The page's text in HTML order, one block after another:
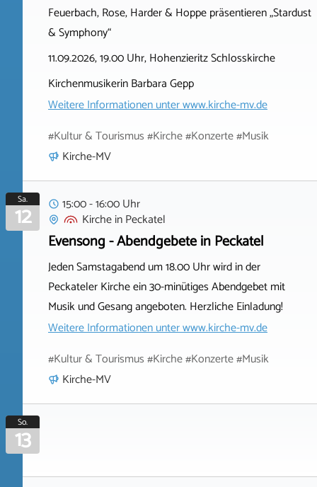
Feuerbach, Rose, Harder & Hoppe präsentieren „Stardust
& Symphony“
11.09.2026, 19.00 Uhr, Hohenzieritz Schlosskirche
Kirchenmusikerin Barbara Gepp
Weitere Informationen unterwww.kirche-mv.de
#Kultur & Tourismus #Kirche #Konzerte #Musik
Kirche-MV
Sa.
12
15:00 - 16:00 Uhr
KircheinPeckatel
Evensong - Abendgebete in Peckatel
Jeden Samstagabend um 18.00 Uhr wird in der
Peckateler Kirche ein 30-minütiges Abendgebet mit
Musik und Gesang angeboten. Herzliche Einladung!
Weitere Informationen unterwww.kirche-mv.de
#Kultur & Tourismus #Kirche #Konzerte #Musik
Kirche-MV
So.
13